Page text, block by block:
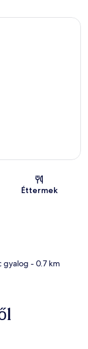
Éttermek
gyalog - 0.7 km